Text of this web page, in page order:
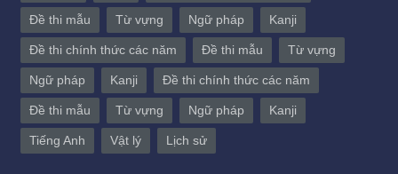
Đề thi mẫu Từ vựng Ngữ pháp Kanji
Đề thi chính thức các năm Đề thi mẫu Từ vựng
Ngữ pháp Kanji Đề thi chính thức các năm
Đề thi mẫu Từ vựng Ngữ pháp Kanji
Tiếng Anh Vật lý Lịch sử